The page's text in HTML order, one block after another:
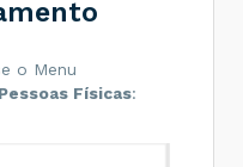
o Menu
Físicas: